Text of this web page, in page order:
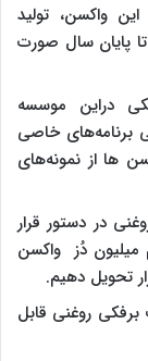
واکسن، تولید
تا پایان سال صورت
دراین موسسه
برنامه‌های خاصی
ها از نمونه‌های
در دستور قرار
دُز واکسن
تحویل دهیم.
روغنی قابل